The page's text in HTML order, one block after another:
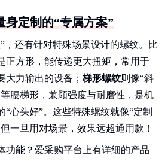
身定制的“专属方案”
，还有针对特殊场景设计的螺纹。比
正方形，能传递更大扭矩，常用于
大力输出的设备； 梯形螺纹则像“斜
腰梯形，兼顾强度与耐磨性，是机
“心头好”。这些特殊螺纹就像“定制
一旦用对场景，效果远超通用款！
功能？爱采购平台上有详细的产品